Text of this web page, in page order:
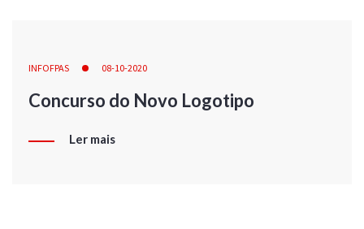
INFOFPAS 08-10-2020
Concurso do Novo Logotipo
Ler mais